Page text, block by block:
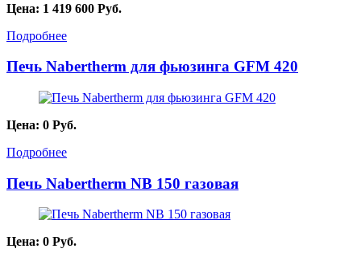
Цена: 1 419 600 Руб.
Подробнее
Печь Nabertherm для фьюзинга GFM 420
Цена: 0 Руб.
Подробнее
Печь Nabertherm NB 150 газовая
Цена: 0 Руб.